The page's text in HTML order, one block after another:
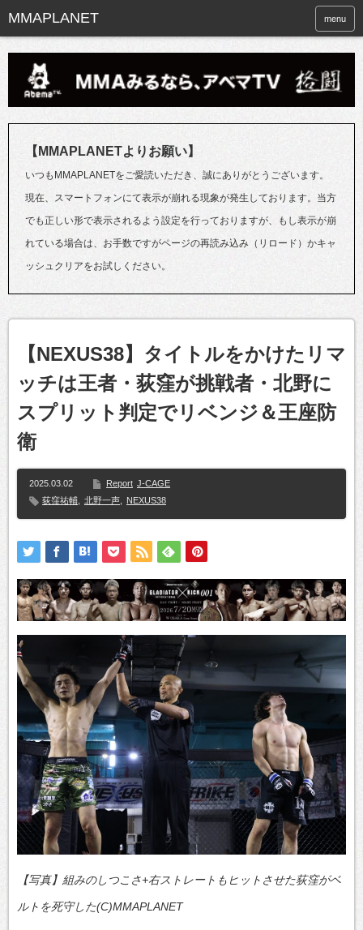
menu
【MMAPLANETよりお願い】
いつもMMAPLANETをご愛読いただき、誠にありがとうございます。
現在、スマートフォンにて表示が崩れる現象が発生しております。当方
でも正しい形で表示されるよう設定を行っておりますが、もし表示が崩
れている場合は、お手数ですがページの再読み込み（リロード）かキャ
ッシュクリアをお試しください。
【NEXUS38】タイトルをかけたリマ
ッチは王者・荻窪が挑戦者・北野に
スプリット判定でリベンジ＆王座防
衛
2025.03.02 Report J-CAGE
荻窪祐輔
北野一声 NEXUS38
【写真】組みのしつこさ+右ストレートもヒットさせた荻窪がベ
ルトを死守した(C)MMAPLANET